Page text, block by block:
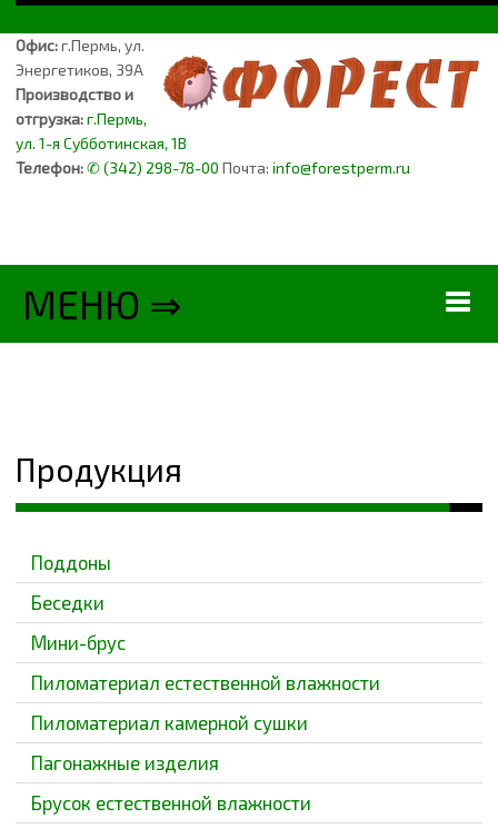
Офис:г.Пермь, ул.
Энергетиков, 39А
Производство и
отгрузка:г.Пермь,
ул. 1-я Субботинская, 1В
Телефон:✆ (342) 298-78-00 Почта: info@forestperm.ru
МЕНЮ ⇒
ПОДДОНЫ
МИНИ-БРУС
ПИЛОМАТЕРИАЛ ЕСТЕСТВЕННОЙ ВЛАЖНОСТИ
ПИЛОМАТЕРИАЛ КАМЕРНОЙ СУШКИ
ПАГОНАЖНЫЕ ИЗДЕЛИЯ
БРУСОК ЕСТЕСТВЕННОЙ ВЛАЖНОСТИ
Продукция
Поддоны
Беседки
Мини-брус
Пиломатериал естественной влажности
Пиломатериал камерной сушки
Пагонажные изделия
Брусок естественной влажности